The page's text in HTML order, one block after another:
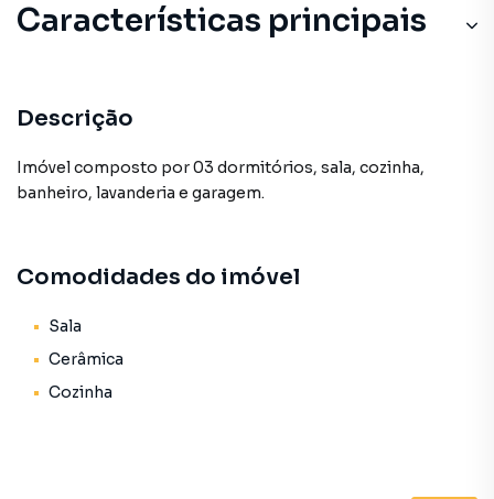
Características principais
Descrição
Imóvel composto por 03 dormitórios, sala, cozinha,
banheiro, lavanderia e garagem.
Comodidades do imóvel
Sala
Cerâmica
Cozinha